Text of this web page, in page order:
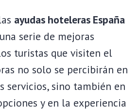
ayudas hoteleras España
serie de mejoras
turistas que visiten el
no solo se percibirán en
servicios, sino también en
y en la experiencia